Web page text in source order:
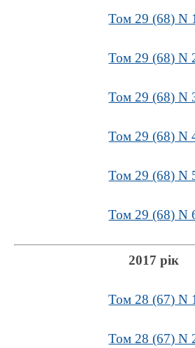
Том 29 (68) N 1
Том 29 (68) N
Том 29 (68) N
Том 29 (68) N
Том 29 (68) N
Том 29 (68) N
2017 рік
Том 28 (67) N 1
Том 28 (67) N